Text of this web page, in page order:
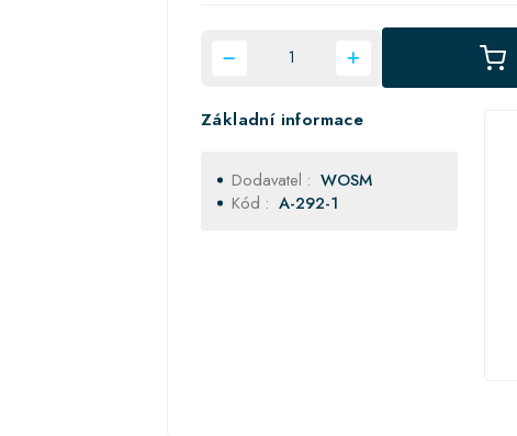
Základní informace
Dodavatel : WOSM
Kód : A-292-1